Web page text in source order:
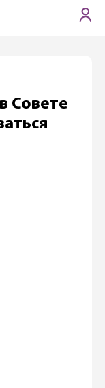
Совете